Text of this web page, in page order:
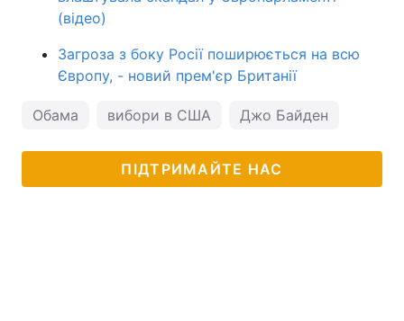
(відео)
Загроза з боку Росії поширюється на всю
Європу, - новий прем'єр Британії
Обама вибори в США Джо Байден
ПІДТРИМАЙТЕ НАС